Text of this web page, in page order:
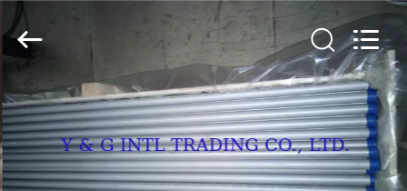
DOM
PRODUKTY
International
Trading
Company
Limited.
Reserved.